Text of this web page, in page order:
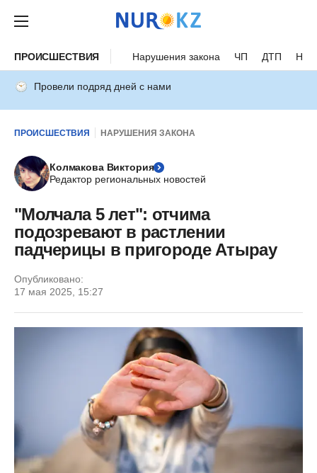
ПРОИСШЕСТВИЯ Нарушения закона ЧП ДТП
Провели подряд дней с нами
ПРОИСШЕСТВИЯ НАРУШЕНИЯ ЗАКОНА
Колмакова Виктория
Редактор региональных новостей
"Молчала 5 лет": отчима
подозревают в растлении
падчерицы в пригороде Атырау
Опубликовано:
17 мая 2025, 15:27